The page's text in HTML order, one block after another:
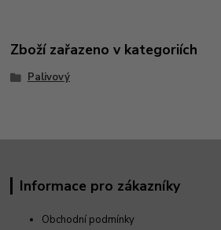
Zboží zařazeno v kategoriích
Palivový
Informace pro zákazníky
Obchodní podmínky